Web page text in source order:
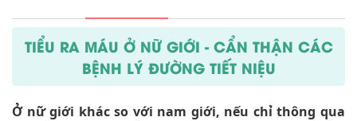
TIỂU RA MÁU Ở NỮ GIỚI - CẨN THẬN CÁC
BỆNH LÝ ĐƯỜNG TIẾT NIỆU
Ở nữ giới khác so với nam giới, nếu chỉ thông qua